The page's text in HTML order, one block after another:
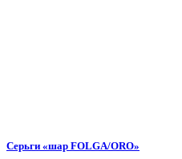
Серьги «шар FOLGA/ORO»